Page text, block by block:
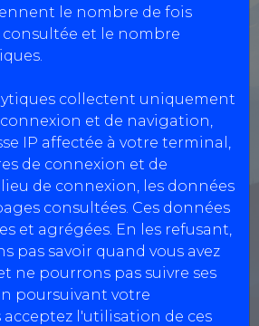
le nombre de fois
et le nombre
collectent uniquement
et de navigation,
IP affectée à votre terminal,
de connexion et de
de connexion, les données
consultées. Ces données
et agrégées. En les refusant,
pas savoir quand vous avez
ne pourrons pas suivre ses
poursuivant votre
acceptez l'utilisation de ces
de Montolivet,
MARSEILLE
0491060536
Véhicules Légers
motos, quads, voiturettes...